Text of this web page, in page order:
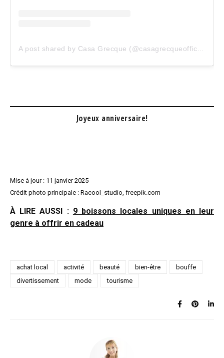
Joyeux anniversaire!
Mise à jour : 11 janvier 2025
Crédit photo principale : Racool_studio, freepik.com
À LIRE AUSSI : 9 boissons locales uniques en leur
genre à offrir en cadeau
achat local activité beauté bien-être
bouffe
divertissement
mode tourisme